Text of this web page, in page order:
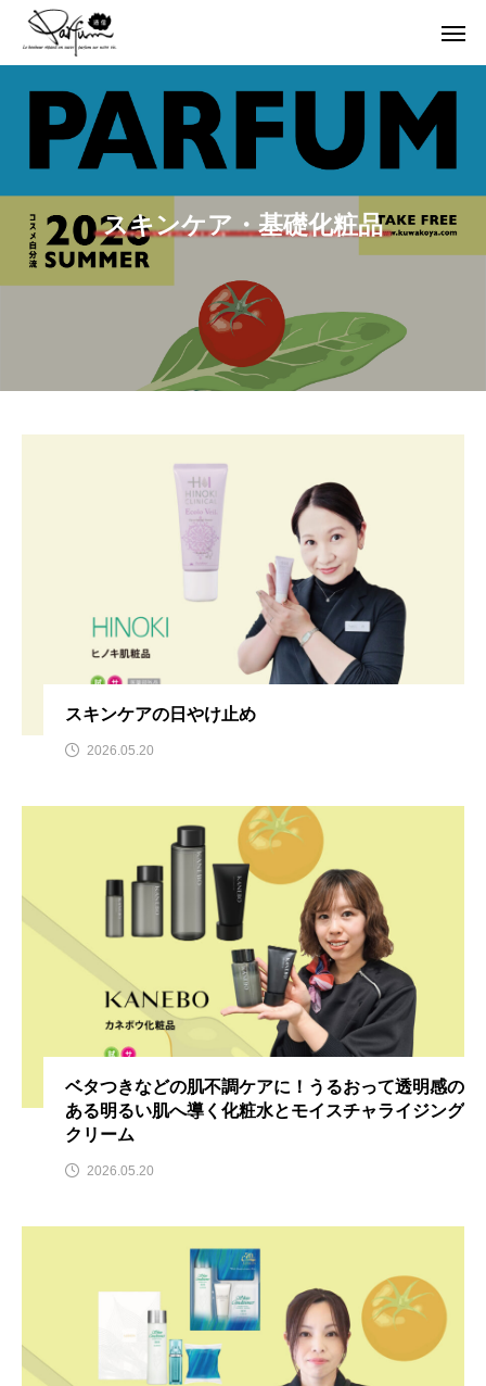
スキンケア・基礎化粧品
スキンケアの日やけ止め
2026.05.20
ベタつきなどの肌不調ケアに！うるおって透明感の
ある明るい肌へ導く化粧水とモイスチャライジング
クリーム
2026.05.20